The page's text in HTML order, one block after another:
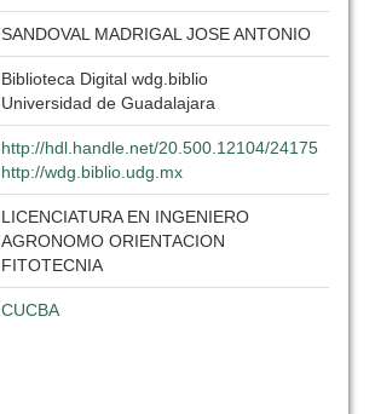
SANDOVAL MADRIGAL JOSE ANTONIO
Biblioteca Digital wdg.biblio
Universidad de Guadalajara
http://hdl.handle.net/20.500.12104/24175
http://wdg.biblio.udg.mx
LICENCIATURA EN INGENIERO
AGRONOMO ORIENTACION
FITOTECNIA
CUCBA